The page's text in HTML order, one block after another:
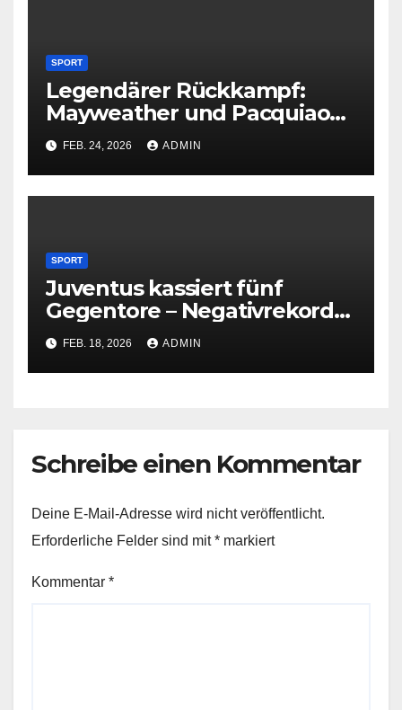
SPORT
Legendärer Rückkampf:
Mayweather und Pacquiao
vereinbaren Revanche
FEB. 24, 2026 ADMIN
SPORT
Juventus kassiert fünf
Gegentore – Negativrekord
in der Champions League
FEB. 18, 2026 ADMIN
Schreibe einen Kommentar
Deine E-Mail-Adresse wird nicht veröffentlicht.
Erforderliche Felder sind mit* markiert
Kommentar *